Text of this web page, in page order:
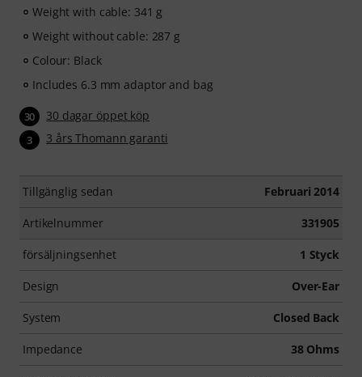
Weight with cable: 341 g
Weight without cable: 287 g
Colour: Black
Includes 6.3 mm adaptor and bag
30 30 dagar öppet köp
3 3 års Thomann garanti
Tillgänglig sedan Februari 2014
Artikelnummer 331905
försäljningsenhet 1 Styck
Design Over-Ear
System Closed Back
Impedance 38 Ohms